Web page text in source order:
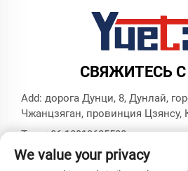
СВЯЖИТЕСЬ
Add: дорога Дунци, 8, Дунлай,
Чжанцзяган, провинция Цзянсу,
Тел.:+86 18913625580
Эл. почта: [email protected]
We value your privacy